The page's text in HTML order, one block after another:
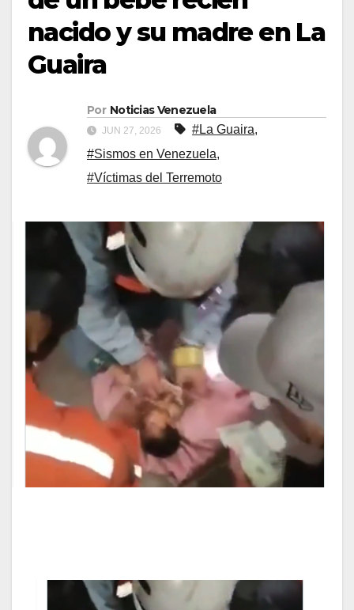
nacido y su madre en La
Guaira
Por Noticias Venezuela
JUN 27, 2026 #La Guaira,
#Sismos en Venezuela,
#Víctimas del Terremoto